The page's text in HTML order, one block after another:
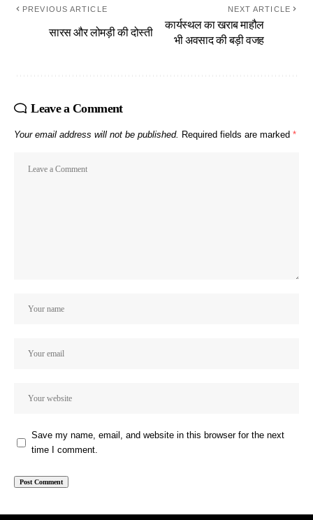
PREVIOUS ARTICLE
सारस और लोमड़ी की दोस्ती
NEXT ARTICLE
कार्यस्थल का खराब माहौल
भी अवसाद की बड़ी वजह
Leave a Comment
Your email address will not be published. Required fields are marked *
Save my name, email, and website in this browser for the next
time I comment.